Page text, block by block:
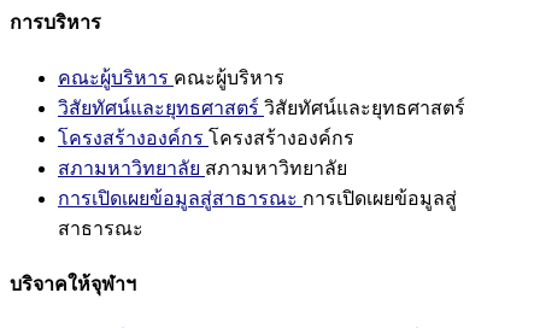
การบริหาร
คณะผู้บริหาร คณะผู้บริหาร
วิสัยทัศน์และยุทธศาสตร์ วิสัยทัศน์และยุทธศาสตร์
โครงสร้างองค์กร โครงสร้างองค์กร
สภามหาวิทยาลัย สภามหาวิทยาลัย
การเปิดเผยข้อมูลสู่สาธารณะ การเปิดเผยข้อมูลสู่
สาธารณะ
บริจาคให้จุฬาฯ